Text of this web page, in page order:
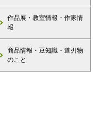
作品展・教室情報・作家情
報
商品情報・豆知識・道刃物
のこと